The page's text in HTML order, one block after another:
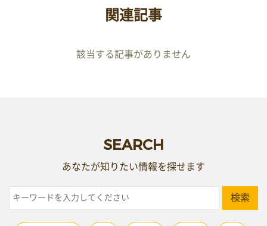
関連記事
該当する記事がありません
SEARCH
あなたが知りたい情報を探せます
検索